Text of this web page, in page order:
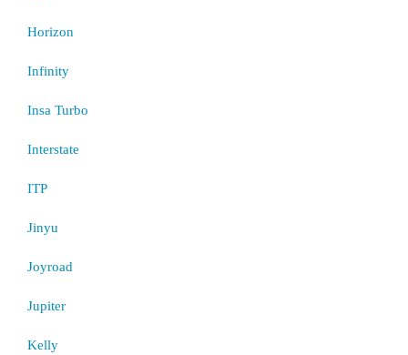
Horizon
Infinity
Insa Turbo
Interstate
ITP
Jinyu
Joyroad
Jupiter
Kelly